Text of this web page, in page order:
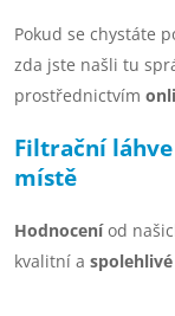
ý
p
i
s
u
Pokud se chystáte
zda jste našli tu
prostřednictvím
Filtrační
místě
Hodnoceníod
kvalitní a